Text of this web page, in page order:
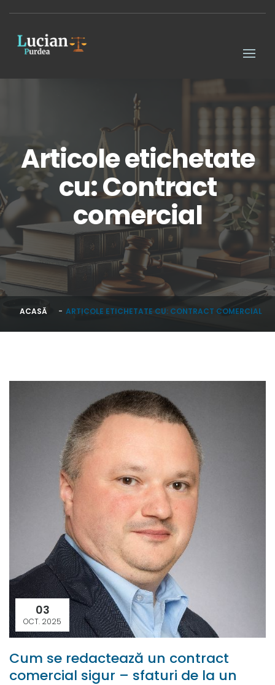
Articole etichetate
cu: Contract
comercial
ACASĂ ARTICOLE ETICHETATE CU: CONTRACT COMERCIAL
03
OCT. 2025
Cum se redactează un contract
comercial sigur – sfaturi de la un